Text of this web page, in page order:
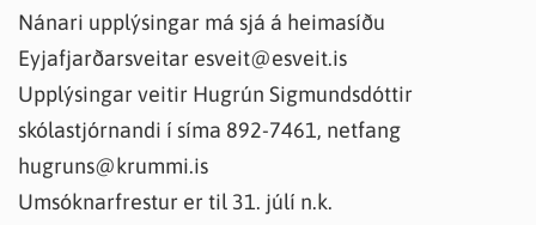
Nánari upplýsingar má sjá á heimasíðu
Eyjafjarðarsveitar esveit@esveit.is
Upplýsingar veitir Hugrún Sigmundsdóttir
skólastjórnandi í síma 892-7461, netfang
hugruns@krummi.is
Umsóknarfrestur er til 31. júlí n.k.